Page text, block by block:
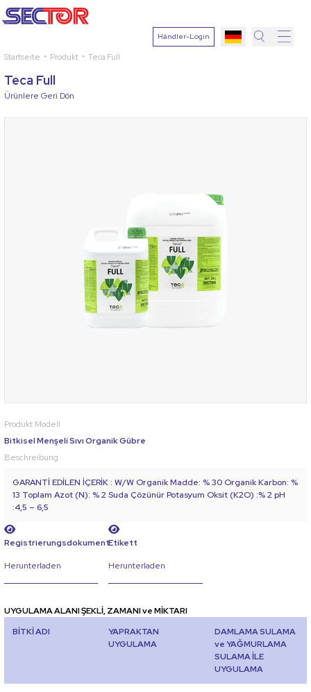
Händler-Login
Startseite Produkt Teca Full
Teca Full
Ürünlere Geri Dön
Produkt Modell
Bitkisel Menşeli Sıvı Organik Gübre
Beschreibung
GARANTİ EDİLEN İÇERİK : W/W Organik Madde: % 30 Organik Karbon: %
13 Toplam Azot (N): % 2 Suda Çözünür Potasyum Oksit (K2O) :% 2 pH
:4,5 – 6,5
Registrierungsdokument
Herunterladen
Etikett
Herunterladen
UYGULAMA ALANI ŞEKLİ, ZAMANI ve MİKTARI
BİTKİ ADI
YAPRAKTAN
UYGULAMA
DAMLAMA SULAMA
ve YAĞMURLAMA
SULAMA İLE
UYGULAMA